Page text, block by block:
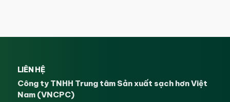
LIÊN HỆ
Công ty TNHH Trung tâm Sản xuất sạch hơn Việt
Nam (VNCPC)